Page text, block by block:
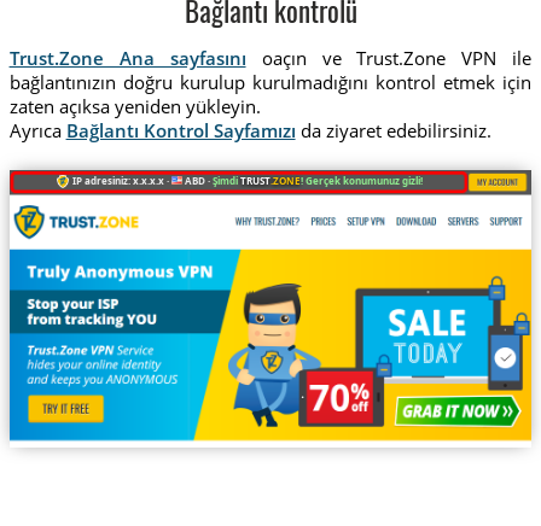
Bağlantı kontrolü
Trust.Zone Ana sayfasını oaçın ve Trust.Zone VPN ile
bağlantınızın doğru kurulup kurulmadığını kontrol etmek için
zaten açıksa yeniden yükleyin.
Ayrıca Bağlantı Kontrol Sayfamızı da ziyaret edebilirsiniz.
IP adresiniz: x.x.x.x · ABD ·ŞimdiTRUST.ZONE! Gerçek konumunuz gizli!